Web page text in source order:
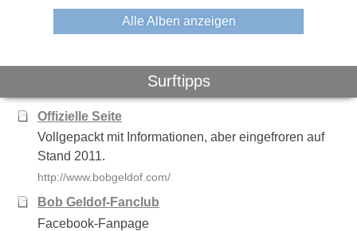
Alle Alben anzeigen
Surftipps
Offizielle Seite
Vollgepackt mit Informationen, aber eingefroren auf
Stand 2011.
http://www.bobgeldof.com/
Bob Geldof-Fanclub
Facebook-Fanpage